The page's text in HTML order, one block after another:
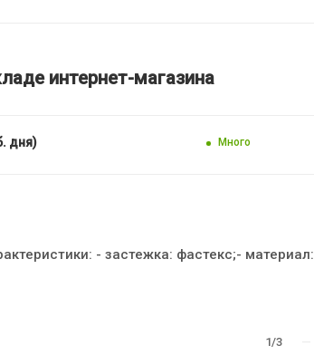
интернет-магазина
дня) Много
- застежка: фастекс;- материал:
1/3